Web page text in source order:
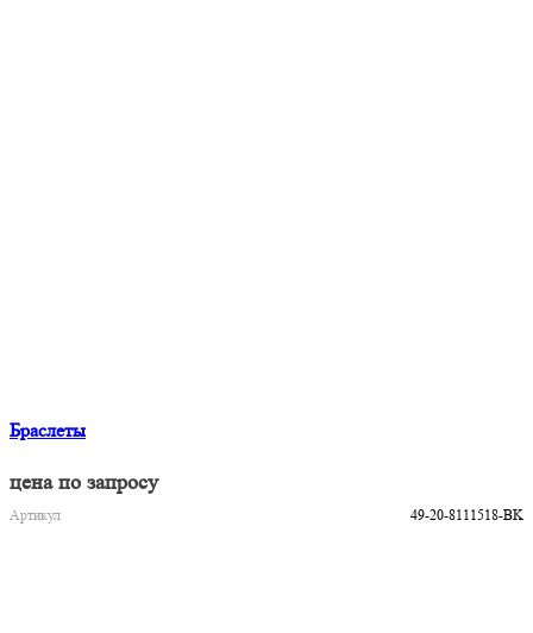
Браслеты
цена по запросу
Артикул 49-20-8111518-BK